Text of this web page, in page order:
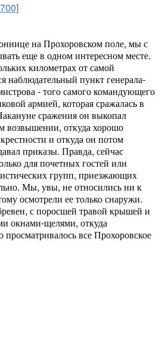
на Прохоровском поле, мы с
еще в одном интересном месте.
километрах от самой
наблюдательный пункт генерала-
- того самого командующего
армией, которая сражалась в
сражения он выкопал
возвышении, откуда хорошо
и откуда он потом
приказы. Правда, сейчас
для почетных гостей или
групп, приезжающих
Мы, увы, не относились ни к
осмотрели ее только снаружи.
с поросшей травой крышей и
окнами-щелями, откуда
просматривалось все Прохоровское